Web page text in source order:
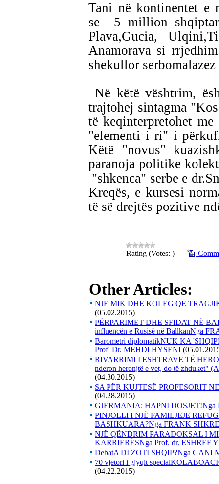
Tani në kontinentet e
se 5 million
Plava,Gucia,
Anamorava si
shekullor serbomalazez
Në këtë vështrim,
trajtohej sintagma
të keqinterpretohet
"elementi i ri" i
Këtë "novus"
paranoja politike
"shkenca" serbe e
Kreqës, e kursesi
të së drejtës pozitive
Rating (Votes: )
Other Articles:
NJË MIK DHE KOLEG QË
(05.02.2015)
PËRPARIMET DHE SFIDAT NË
influencën e Rusisë në BallkanNga
Barometri diplomatikNUK KA
Prof. Dr. MEHDI HYSENI
RIVARRIMI I ESHTRAVE TË
nderon heronjtë e vet, do të zhduket"
(04.30.2015)
SA PËR KUJTESË PROFESORIT
(04.28.2015)
GJERMANIA: HAPNI
PINJOLLI I NJË FAMILJEJE
BASHKUARA?Nga FRANK
NJË QËNDRIM PARADOKSAL I
KARRIERËSNga Prof. dr. ESHREF
DebatA DI ZOTI SHQIP?Nga GANI
70 vjetori i gjyqit
(04.22.2015)